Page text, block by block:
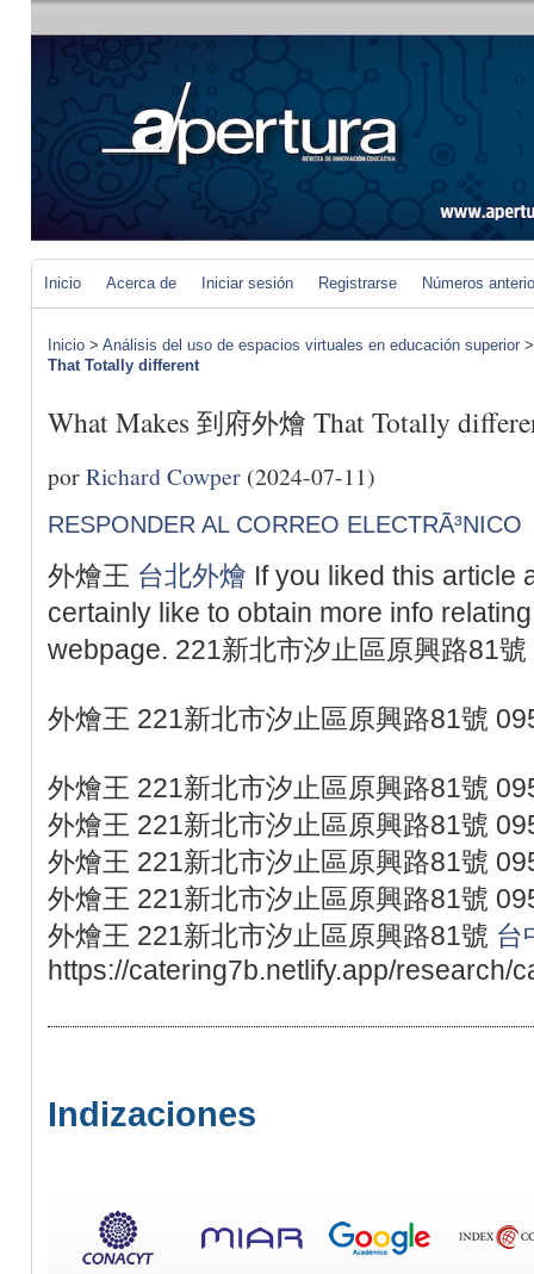
Inicio Acerca de Iniciar sesión Registrarse Números
Inicio > Análisis del uso de espacios virtuales en educación superior
That Totally different
What Makes 到府外燴 That Totally
porRichard Cowper (2024-07-11)
RESPONDER AL CORREO ELECTRÃ³NICO
外燴王 台北外燴 If you liked this article
certainly like to obtain more info
webpage. 221新北市汐止區原興路81
外燴王 221新北市汐止區原興路81號
外燴王 221新北市汐止區原興路81號
外燴王 221新北市汐止區原興路81號
外燴王 221新北市汐止區原興路81號
外燴王 221新北市汐止區原興路81號
外燴王 221新北市汐止區原興路81號 台
https://catering7b.netlify.app/research/
Indizaciones